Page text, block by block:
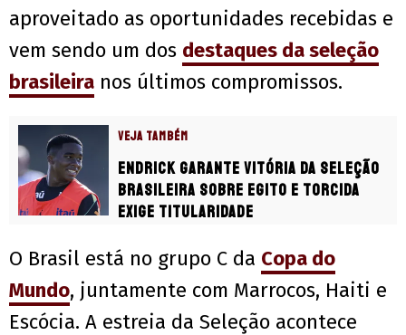
aproveitado as oportunidades recebidas e
vem sendo um dos destaques da seleção
brasileira nos últimos compromissos.
VEJA TAMBÉM
Endrick garante vitória da Seleção
Brasileira sobre Egito e torcida
exige titularidade
O Brasil está no grupo C da Copa do
Mundo, juntamente com Marrocos, Haiti e
Escócia. A estreia da Seleção acontece